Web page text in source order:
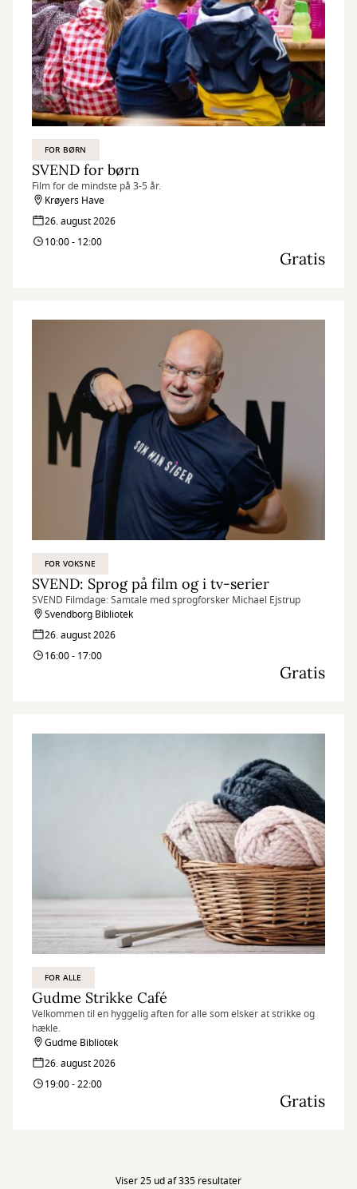
FOR BØRN
SVEND for børn
Film for de mindste på 3-5 år.
Krøyers Have
26. august 2026
10:00 - 12:00
Gratis
FOR VOKSNE
SVEND: Sprog på film og i tv-serier
SVEND Filmdage: Samtale med sprogforsker Michael Ejstrup
Svendborg Bibliotek
26. august 2026
16:00 - 17:00
Gratis
FOR ALLE
Gudme Strikke Café
Velkommen til en hyggelig aften for alle som elsker at strikke og
hækle.
Gudme Bibliotek
26. august 2026
19:00 - 22:00
Gratis
Viser 25 ud af 335 resultater